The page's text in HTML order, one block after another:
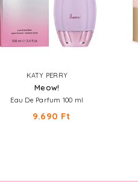
KATY PERRY
Meow!
Eau De Parfum 100 ml
9.690 Ft